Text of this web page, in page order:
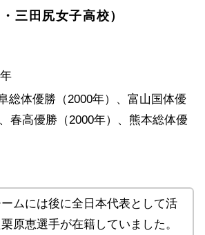
三田尻女子高校）
体優勝（2000年）、富山国体優
春高優勝（2000年）、熊本総体優
ムには後に全日本代表として活
原恵選手が在籍していました。